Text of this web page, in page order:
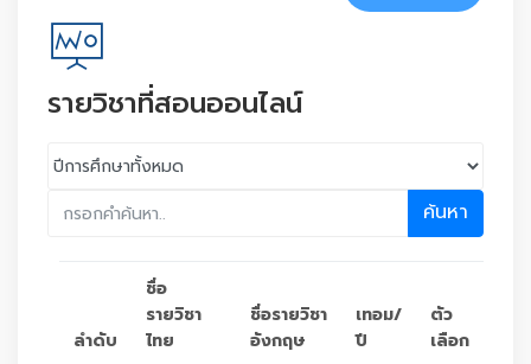
รายวิชาที่สอนออนไลน์
ค้นหา
ลำดับ
ชื่อ
รายวิชา
ไทย
ชื่อรายวิชา
อังกฤษ
เทอม/
ปี
ตัว
เลือก